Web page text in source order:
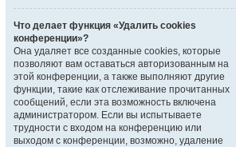
Что делает функция «Удалить cookies
конференции»?
Она удаляет все созданные cookies, которые
позволяют вам оставаться авторизованным на
этой конференции, а также выполняют другие
функции, такие как отслеживание прочитанных
сообщений, если эта возможность включена
администратором. Если вы испытываете
трудности с входом на конференцию или
выходом с конференции, возможно, удаление